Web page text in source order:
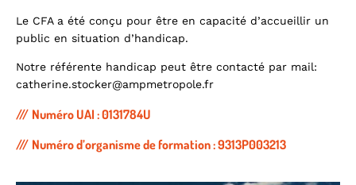
Le CFA a été conçu pour être en capacité d’accueillir un
public en situation d’handicap.
Notre référente handicap peut être contacté par mail:
catherine.stocker@ampmetropole.fr
Numéro UAI : 0131784U
Numéro d’organisme de formation : 9313P003213